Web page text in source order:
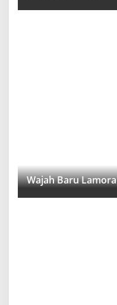
Wajah Baru